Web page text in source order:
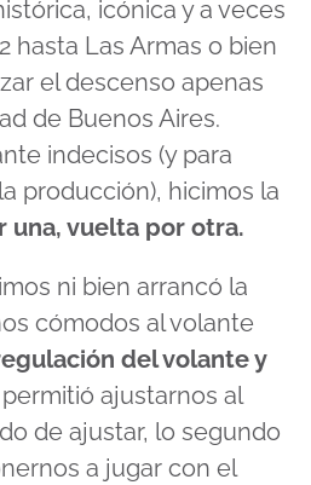
icónica y a veces
hasta Las Armas o bien
el descenso apenas
de Buenos Aires.
indecisos (y para
producción), hicimos la
una, vuelta por otra.
ni bien arrancó la
cómodos al volante
del volante y
ajustarnos al
de ajustar, lo segundo
a jugar con el